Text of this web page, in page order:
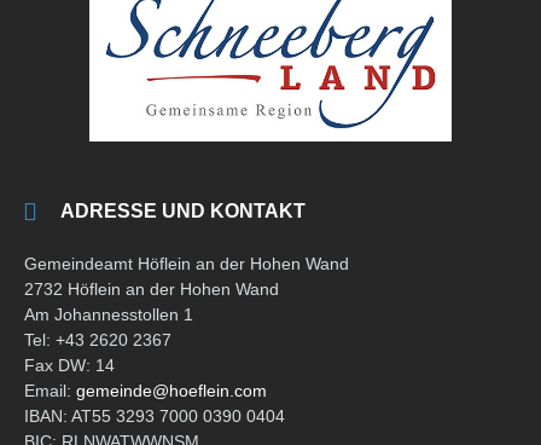
ADRESSE UND KONTAKT
Gemeindeamt Höflein an der Hohen Wand
2732 Höflein an der Hohen Wand
Am Johannesstollen 1
Tel: +43 2620 2367
Fax DW: 14
Email: gemeinde@hoeflein.com
IBAN: AT55 3293 7000 0390 0404
BIC: RLNWATWWNSM